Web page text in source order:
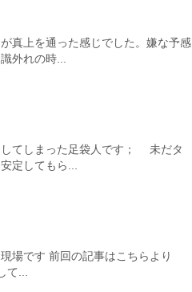
真上を通った感じでした。嫌な予感
外れの時...
してしまった足袋人です； 未だタ
定してもら...
場です 前回の記事はこちらより
て...